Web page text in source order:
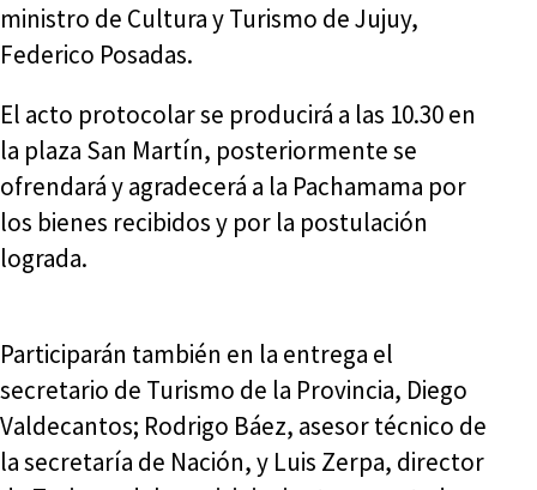
ministro de Cultura y Turismo de Jujuy,
Federico Posadas.
El acto protocolar se producirá a las 10.30 en
la plaza San Martín, posteriormente se
ofrendará y agradecerá a la Pachamama por
los bienes recibidos y por la postulación
lograda.
Participarán también en la entrega el
secretario de Turismo de la Provincia, Diego
Valdecantos; Rodrigo Báez, asesor técnico de
la secretaría de Nación, y Luis Zerpa, director